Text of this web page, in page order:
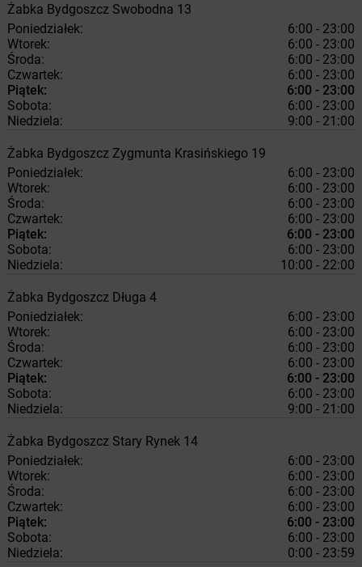
Żabka Bydgoszcz Swobodna 13
Poniedziałek:
6:00 - 23:00
Wtorek:
6:00 - 23:00
Środa:
6:00 - 23:00
Czwartek:
6:00 - 23:00
Piątek:
6:00 - 23:00
Sobota:
6:00 - 23:00
Niedziela:
9:00 - 21:00
Żabka Bydgoszcz Zygmunta Krasińskiego 19
Poniedziałek:
6:00 - 23:00
Wtorek:
6:00 - 23:00
Środa:
6:00 - 23:00
Czwartek:
6:00 - 23:00
Piątek:
6:00 - 23:00
Sobota:
6:00 - 23:00
Niedziela:
10:00 - 22:00
Żabka Bydgoszcz Długa 4
Poniedziałek:
6:00 - 23:00
Wtorek:
6:00 - 23:00
Środa:
6:00 - 23:00
Czwartek:
6:00 - 23:00
Piątek:
6:00 - 23:00
Sobota:
6:00 - 23:00
Niedziela:
9:00 - 21:00
Żabka Bydgoszcz Stary Rynek 14
Poniedziałek:
6:00 - 23:00
Wtorek:
6:00 - 23:00
Środa:
6:00 - 23:00
Czwartek:
6:00 - 23:00
Piątek:
6:00 - 23:00
Sobota:
6:00 - 23:00
Niedziela:
0:00 - 23:59